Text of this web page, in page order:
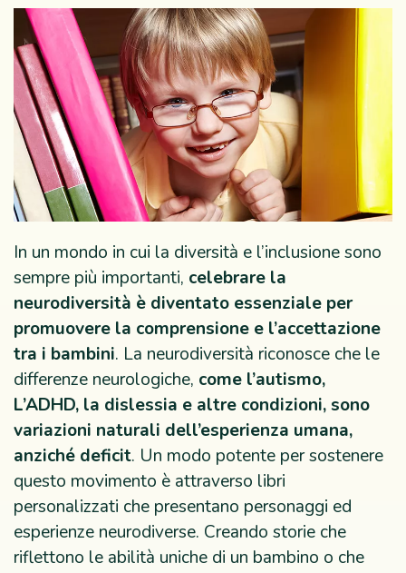
In un mondo in cui la diversità e l’inclusione sono
sempre più importanti, celebrare la
neurodiversità è diventato essenziale per
promuovere la comprensione e l’accettazione
tra i bambini. La neurodiversità riconosce che le
differenze neurologiche, come l’autismo,
L’ADHD, la dislessia e altre condizioni, sono
variazioni naturali dell’esperienza umana,
anziché deficit. Un modo potente per sostenere
questo movimento è attraverso libri
personalizzati che presentano personaggi ed
esperienze neurodiverse. Creando storie che
riflettono le abilità uniche di un bambino o che